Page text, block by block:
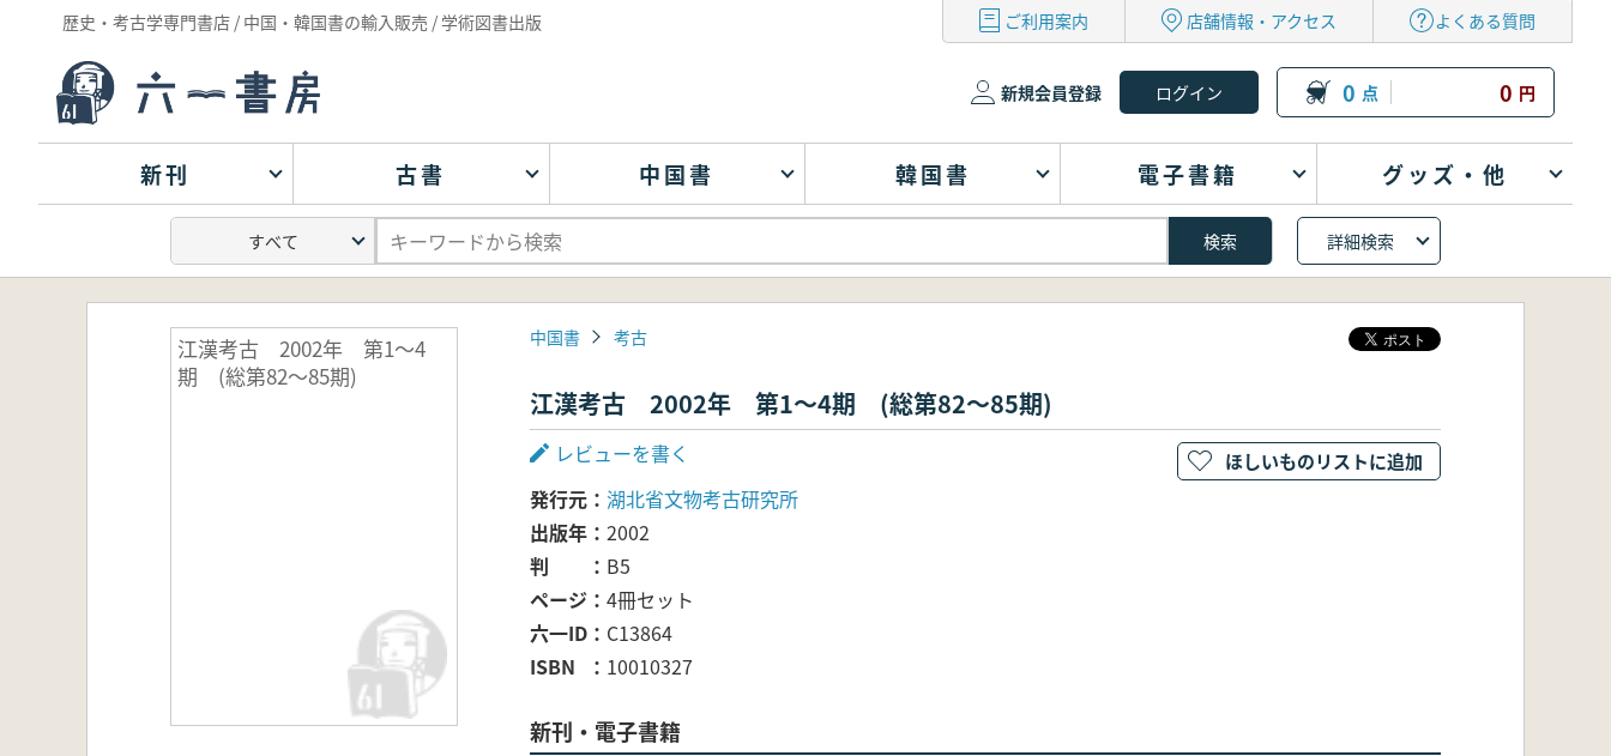
歴史・考古学専門書店 / 中国・韓国書の輸入販売 / 学術図書出版 ご利用案内 店舗情報・アクセス よくある質問
新規会員登録 0 点 0 円
新刊 古書 中国書 韓国書 電子書籍 グッズ・他
詳細検索
江漢考古 2002年 第1～4
期 (総第82～85期)
中国書 考古
江漢考古 2002年 第1～4期 (総第82～85期)
レビューを書く
発行元
湖北省文物考古研究所
出版年
2002
判
B5
ページ
4冊セット
六一ID
C13864
ISBN
10010327
新刊・電子書籍
ほしいものリストに追加